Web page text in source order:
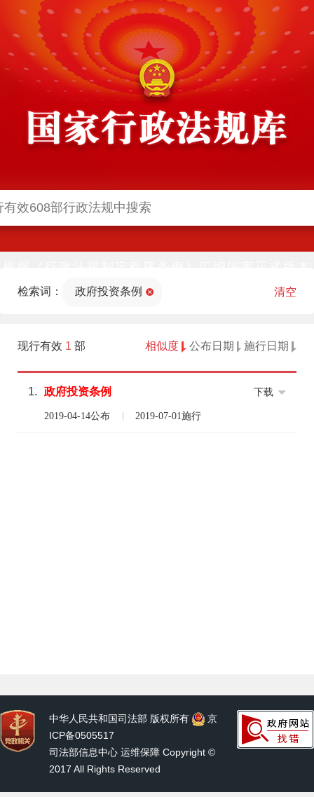
法部官网)同步公布
检索词： 政府投资条例 清空
现行有效 1 部 相似度 公布日期 施行日期
1. 政府投资条例
2019-04-14公布 2019-07-01施行
下载
中华人民共和国司法部 版权所有
京
ICP备0505517
司法部信息中心 运维保障 Copyright ©
2017 All Rights Reserved